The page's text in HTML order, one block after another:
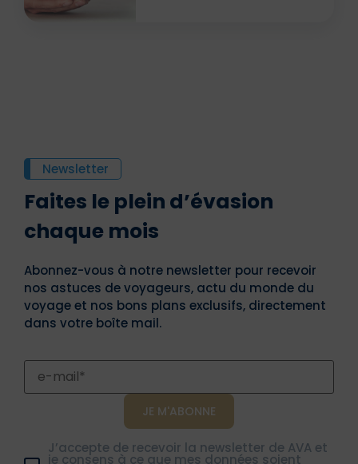
Newsletter
Faites le plein d’évasion
chaque mois
Abonnez-vous à notre newsletter pour recevoir
nos astuces de voyageurs, actu du monde du
voyage et nos bons plans exclusifs, directement
dans votre boîte mail.
J’accepte de recevoir la newsletter de AVA et
je consens à ce que mes données soient